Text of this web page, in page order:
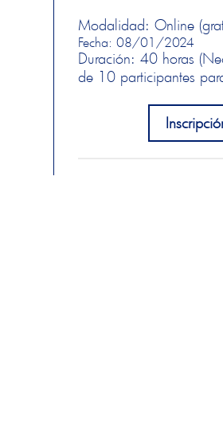
Modalidad: Online
Fecha: 08/01/2024
Duración: 40 horas
de 10 participantes